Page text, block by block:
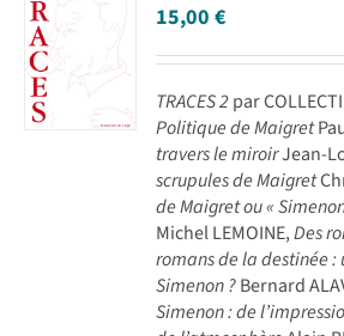
15,00€
TRACES 2par
Politique de Maigret
travers le miroirJean-
scrupules de Maigret
de Maigret ou «
Michel LEMOINE,Des
romans de la destinée :
Simenon ?Bernard
Simenon : de